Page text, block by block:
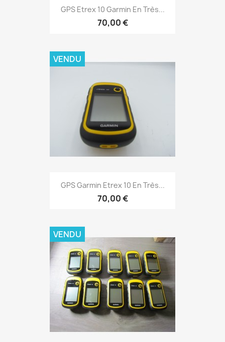
Aperçu rapide
GPS Etrex 10 Garmin En Très...
70,00 €
Aperçu rapide
GPS Garmin Etrex 10 En Très...
70,00 €
VENDU
VENDU